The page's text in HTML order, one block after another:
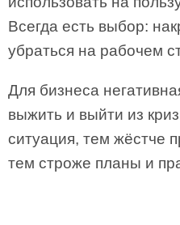
Всегда есть выбор:
убраться на рабочем
Для бизнеса
выжить и выйти из
ситуация, тем жёстче
тем строже планы и